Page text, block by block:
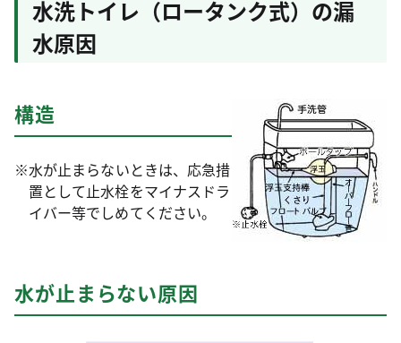
水洗トイレ（ロータンク式）の漏
水原因
構造
※水が止まらないときは、応急措
置として止水栓をマイナスドラ
イバー等でしめてください。
水が止まらない原因